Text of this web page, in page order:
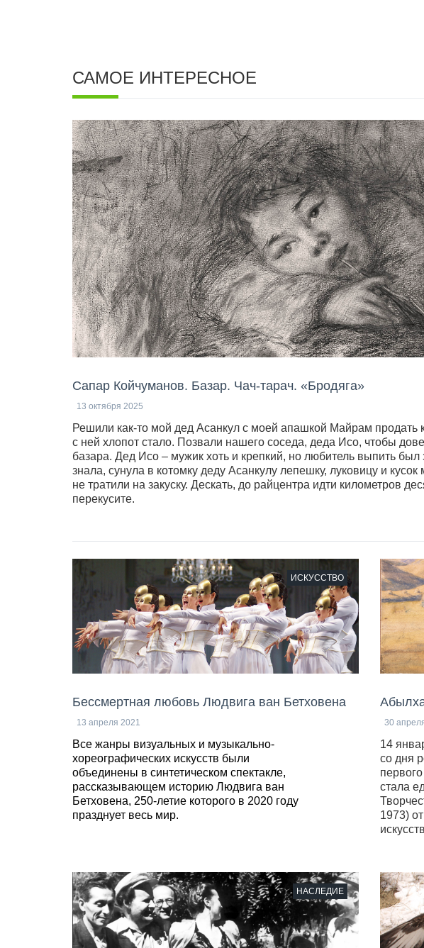
САМОЕ ИНТЕРЕСНОЕ
Сапар Койчуманов. Базар. Чач-тарач. «Бродяга»
13 октября 2025
Решили как-то мой дед Асанкул с моей апашкой Майрам продать
с ней хлопот стало. Позвали нашего соседа, деда Исо, чтобы
базара. Дед Исо – мужик хоть и крепкий, но любитель выпить был
знала, сунула в котомку деду Асанкулу лепешку, луковицу и кусок
не тратили на закуску. Дескать, до райцентра идти километров
перекусите.
Бессмертная любовь Людвига ван Бетховена
ИСКУССТВО
13 апреля 2021
Все жанры визуальных и музыкально-
хореографических искусств были
объединены в синтетическом спектакле,
рассказывающем историю Людвига ван
Бетховена, 250-летие которого в 2020 году
празднует весь мир.
30
14
со дня
стала
1973)
НАСЛЕДИЕ